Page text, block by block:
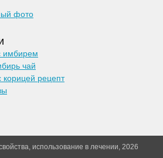
фото
имбирем
чай
рецепт
использование в лечении, 2026